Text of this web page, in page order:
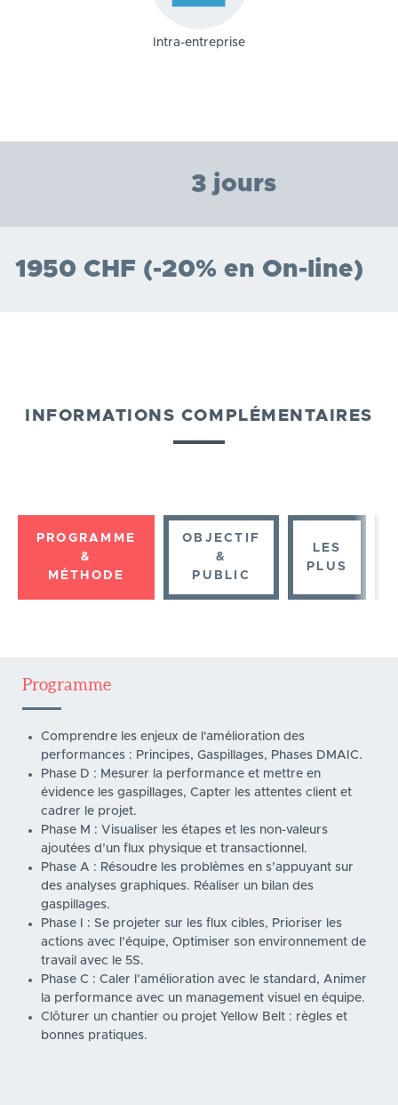
Intra-entreprise
3 jours
1950 CHF (-20% en On-line)
INFORMATIONS COMPLÉMENTAIRES
PROGRAMME
&
MÉTHODE
OBJECTIF
&
PUBLIC
LES
PLUS
Programme
Comprendre les enjeux de l'amélioration des
performances : Principes, Gaspillages, Phases DMAIC.
Phase D : Mesurer la performance et mettre en
évidence les gaspillages, Capter les attentes client et
cadrer le projet.
Phase M : Visualiser les étapes et les non-valeurs
ajoutées d’un flux physique et transactionnel.
Phase A : Résoudre les problèmes en s’appuyant sur
des analyses graphiques. Réaliser un bilan des
gaspillages.
Phase I : Se projeter sur les flux cibles, Prioriser les
actions avec l’équipe, Optimiser son environnement de
travail avec le 5S.
Phase C : Caler l’amélioration avec le standard, Animer
la performance avec un management visuel en équipe.
Clôturer un chantier ou projet Yellow Belt : règles et
bonnes pratiques.